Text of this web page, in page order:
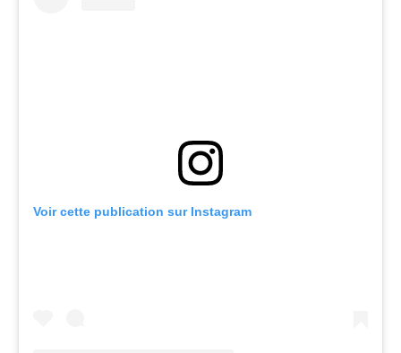
Voir cette publication sur Instagram